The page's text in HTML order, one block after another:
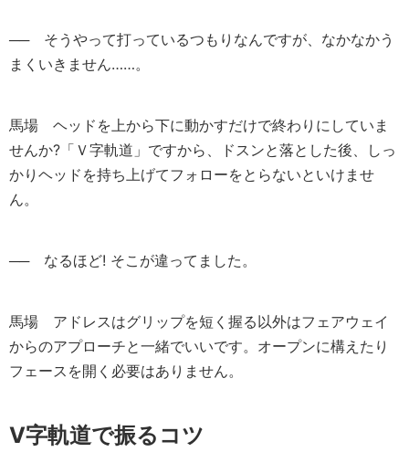
── そうやって打っているつもりなんですが、なかなかう
まくいきません……。
馬場 ヘッドを上から下に動かすだけで終わりにしていま
せんか?「Ｖ字軌道」ですから、ドスンと落とした後、しっ
かりヘッドを持ち上げてフォローをとらないといけませ
ん。
── なるほど! そこが違ってました。
馬場 アドレスはグリップを短く握る以外はフェアウェイ
からのアプローチと一緒でいいです。オープンに構えたり
フェースを開く必要はありません。
V字軌道で振るコツ